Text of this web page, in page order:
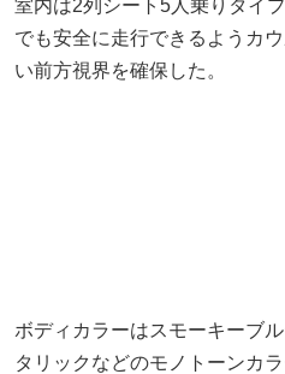
室内は2列シート5人乗りタイ
でも安全に走行できるようカ
い前方視界を確保した。
ボディカラーはスモーキーブ
タリックなどのモノトーンカ